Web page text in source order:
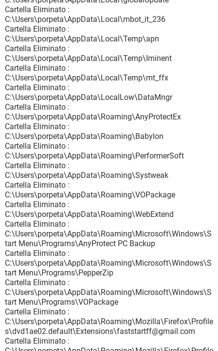
Cartella Eliminato :
C:\Users\porpeta\AppData\Local\mbot_it_236
Cartella Eliminato :
C:\Users\porpeta\AppData\Local\Temp\apn
Cartella Eliminato :
C:\Users\porpeta\AppData\Local\Temp\Iminent
Cartella Eliminato :
C:\Users\porpeta\AppData\Local\Temp\mt_ffx
Cartella Eliminato :
C:\Users\porpeta\AppData\LocalLow\DataMngr
Cartella Eliminato :
C:\Users\porpeta\AppData\Roaming\AnyProtectEx
Cartella Eliminato :
C:\Users\porpeta\AppData\Roaming\Babylon
Cartella Eliminato :
C:\Users\porpeta\AppData\Roaming\PerformerSoft
Cartella Eliminato :
C:\Users\porpeta\AppData\Roaming\Systweak
Cartella Eliminato :
C:\Users\porpeta\AppData\Roaming\VOPackage
Cartella Eliminato :
C:\Users\porpeta\AppData\Roaming\WebExtend
Cartella Eliminato :
C:\Users\porpeta\AppData\Roaming\Microsoft\Windows\S
tart Menu\Programs\AnyProtect PC Backup
Cartella Eliminato :
C:\Users\porpeta\AppData\Roaming\Microsoft\Windows\S
tart Menu\Programs\PepperZip
Cartella Eliminato :
C:\Users\porpeta\AppData\Roaming\Microsoft\Windows\S
tart Menu\Programs\VOPackage
Cartella Eliminato :
C:\Users\porpeta\AppData\Roaming\Mozilla\Firefox\Profile
s\dvd1ae02.default\Extensions\faststartff@gmail.com
Cartella Eliminato :